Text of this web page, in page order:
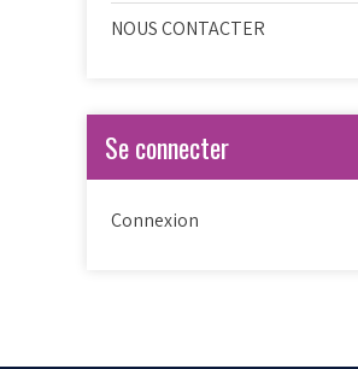
NOUS CONTACTER
Se connecter
Connexion